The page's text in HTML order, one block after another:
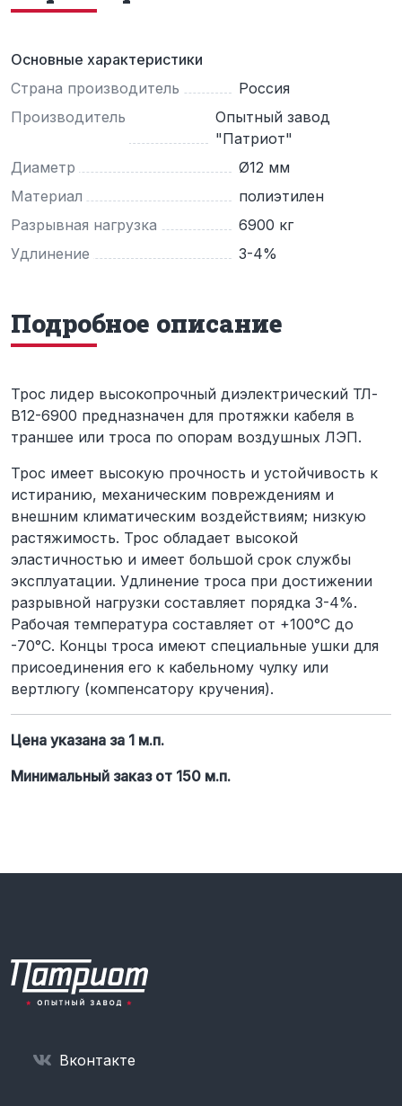
Основные характеристики
Страна производитель
Россия
Производитель
Опытный завод
"Патриот"
Диаметр
Ø12 мм
Материал
полиэтилен
Разрывная нагрузка
6900 кг
Удлинение
3-4%
Подробное описание
Трос лидер высокопрочный диэлектрический ТЛ-
В12-6900 предназначен для протяжки кабеля в
траншее или троса по опорам воздушных ЛЭП.
Трос имеет высокую прочность и устойчивость к
истиранию, механическим повреждениям и
внешним климатическим воздействиям; низкую
растяжимость. Трос обладает высокой
эластичностью и имеет большой срок службы
эксплуатации. Удлинение троса при достижении
разрывной нагрузки составляет порядка 3-4%.
Рабочая температура составляет от +100°С до
-70°С. Концы троса имеют специальные ушки для
присоединения его к кабельному чулку или
вертлюгу (компенсатору кручения).
Цена указана за 1 м.п.
Минимальный заказ от 150 м.п.
Вконтакте